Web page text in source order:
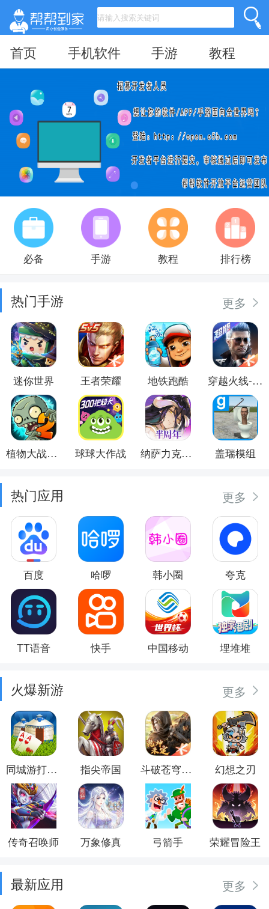
首页 手机软件 手游 教程
必备 手游 教程 排行榜
热门手游 更多
迷你世界 王者荣耀 地铁跑酷 穿越火线-枪战王者
植物大战僵尸2 球球大作战 纳萨力克之王 盖瑞模组
热门应用 更多
百度 哈啰 韩小圈 夸克
TT语音 快手 中国移动 埋堆堆
火爆新游 更多
同城游打大尖 指尖帝国 斗破苍穹：异火重燃 幻想之刃
传奇召唤师 万象修真 弓箭手 荣耀冒险王
最新应用 更多